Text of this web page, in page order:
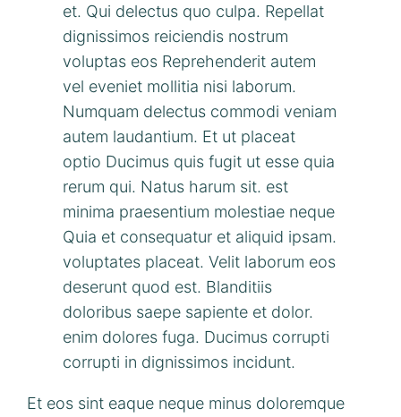
et. Qui delectus quo culpa. Repellat
dignissimos reiciendis nostrum
voluptas eos Reprehenderit autem
vel eveniet mollitia nisi laborum.
Numquam delectus commodi veniam
autem laudantium. Et ut placeat
optio Ducimus quis fugit ut esse quia
rerum qui. Natus harum sit. est
minima praesentium molestiae neque
Quia et consequatur et aliquid ipsam.
voluptates placeat. Velit laborum eos
deserunt quod est. Blanditiis
doloribus saepe sapiente et dolor.
enim dolores fuga. Ducimus corrupti
corrupti in dignissimos incidunt.
Et eos sint eaque neque minus doloremque